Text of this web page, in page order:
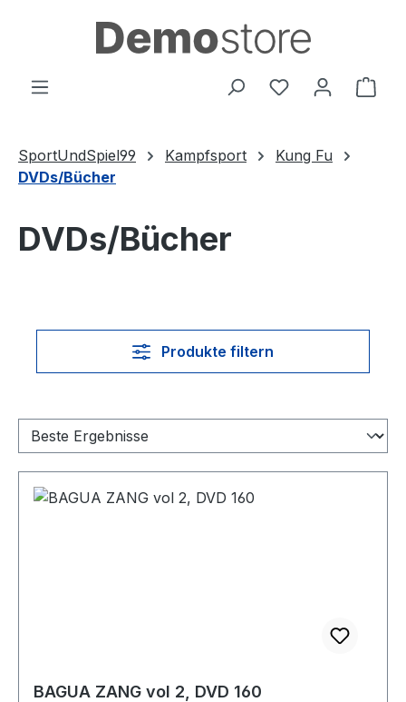
Zum Hauptinhalt springen
Du hast 0
SportUndSpiel99 Kampfsport
Kung Fu
DVDs/Bücher
DVDs/Bücher
Produkte filtern
BAGUA ZANG vol 2, DVD 160